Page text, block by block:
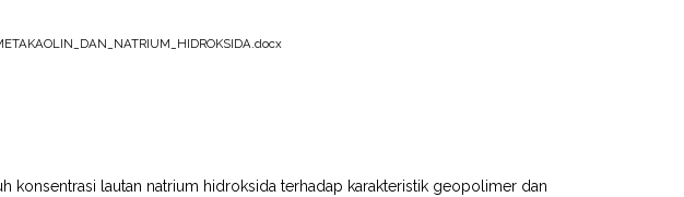
konsentrasi lautan natrium hidroksida terhadap karakteristik geopolimer dan